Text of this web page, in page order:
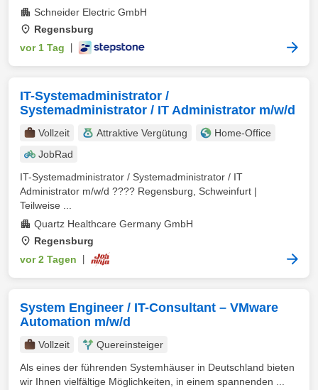
Schneider Electric GmbH
Regensburg
vor 1 Tag
IT-Systemadministrator /
Systemadministrator / IT Administrator m/w/d
Vollzeit Attraktive Vergütung
Home-Office
JobRad
IT-Systemadministrator / Systemadministrator / IT
Administrator m⁠/⁠w⁠/⁠d ???? Regensburg, Schweinfurt |
Teilweise ...
Quartz Healthcare Germany GmbH
Regensburg
vor 2 Tagen
System Engineer / IT-Consultant – VMware
Automation m/w/d
Vollzeit
Quereinsteiger
Als eines der führenden Systemhäuser in Deutschland bieten
wir Ihnen vielfältige Möglichkeiten, in einem spannenden ...